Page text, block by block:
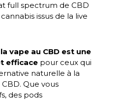
full spectrum de CBD
issus de la live
la vape au CBD est une
efficace pour ceux qui
naturelle à la
Que vous
des pods